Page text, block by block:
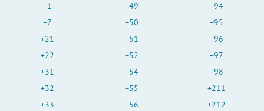
+1
+7
+21
+22
+31
+32
+33
+49
+50
+51
+52
+54
+55
+56
+94
+95
+96
+97
+98
+211
+212